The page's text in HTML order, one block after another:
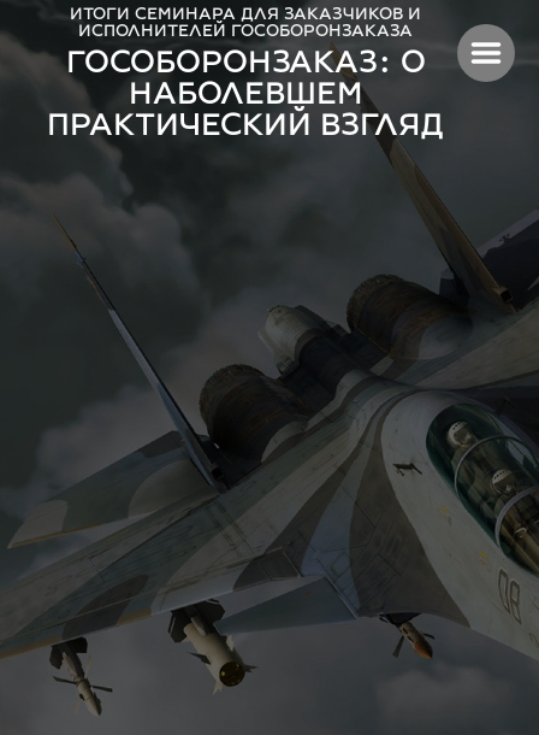
ИТОГИ СЕМИНАРА ДЛЯ ЗАКАЗЧИКОВ И
ИСПОЛНИТЕЛЕЙ ГОСОБОРОНЗАКАЗА
ГОСОБОРОНЗАКАЗ: О
НАБОЛЕВШЕМ
ПРАКТИЧЕСКИЙ ВЗГЛЯД